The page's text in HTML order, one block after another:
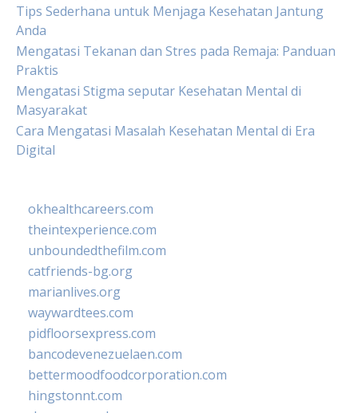
Tips Sederhana untuk Menjaga Kesehatan Jantung
Anda
Mengatasi Tekanan dan Stres pada Remaja: Panduan
Praktis
Mengatasi Stigma seputar Kesehatan Mental di
Masyarakat
Cara Mengatasi Masalah Kesehatan Mental di Era
Digital
okhealthcareers.com
theintexperience.com
unboundedthefilm.com
catfriends-bg.org
marianlives.org
waywardtees.com
pidfloorsexpress.com
bancodevenezuelaen.com
bettermoodfoodcorporation.com
hingstonnt.com